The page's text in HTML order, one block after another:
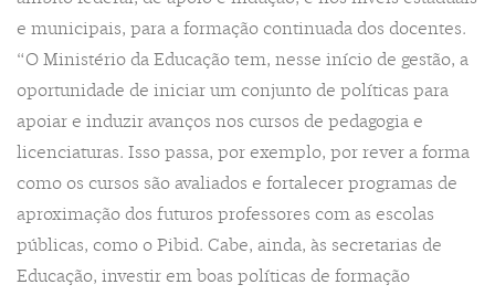
e municipais, para a formação continuada dos docentes.
“O Ministério da Educação tem, nesse início de gestão, a
oportunidade de iniciar um conjunto de políticas para
apoiar e induzir avanços nos cursos de pedagogia e
licenciaturas. Isso passa, por exemplo, por rever a forma
como os cursos são avaliados e fortalecer programas de
aproximação dos futuros professores com as escolas
públicas, como o Pibid. Cabe, ainda, às secretarias de
Educação, investir em boas políticas de formação